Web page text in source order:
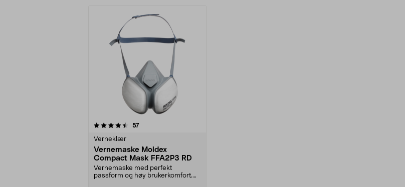
57anmeldelser
Verneklær
Vernemaske Moldex
Compact Mask FFA2P3 RD
Vernemaske med perfekt
passform og høy brukerkomfort.